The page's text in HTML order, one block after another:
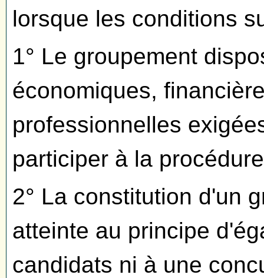
lorsque les conditions
1° Le groupement
économiques,
professionnelles
participer à la
2° La constitution d'un
atteinte au principe
candidats ni à une